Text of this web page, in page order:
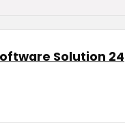
Solution 24